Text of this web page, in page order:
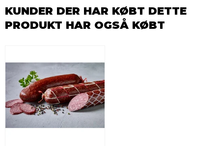
KUNDER DER HAR KØBT DETTE
PRODUKT HAR OGSÅ KØBT